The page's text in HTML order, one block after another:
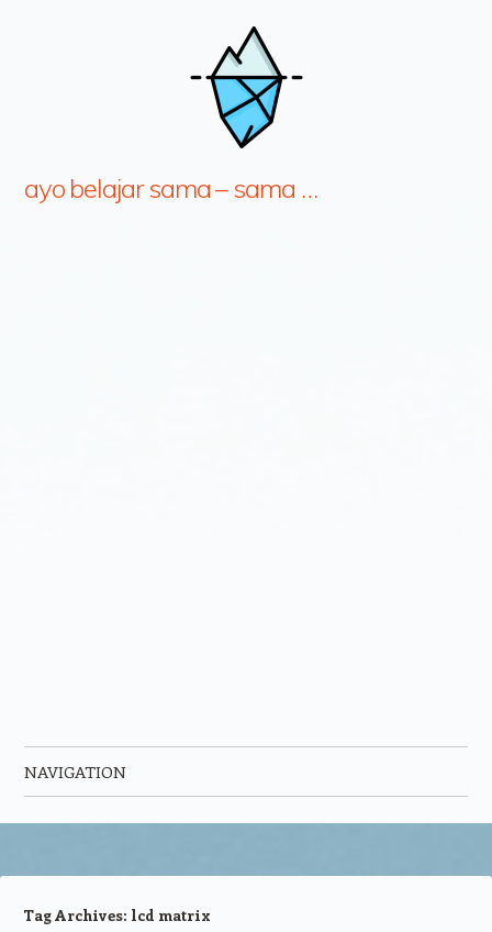
ayo belajar sama – sama …
NAVIGATION
Tag Archives: lcd matrix